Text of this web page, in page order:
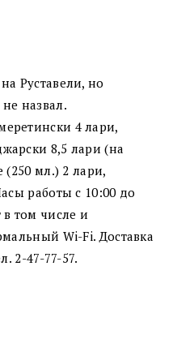
Руставели, но
назвал.
4 лари,
8,5 лари (на
(250 мл.) 2 лари,
работы с 10:00 до
том числе и
Wi-Fi. Доставка
2-47-77-57.